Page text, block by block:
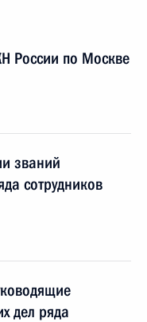
России по Москве
званий
сотрудников
дел ряда